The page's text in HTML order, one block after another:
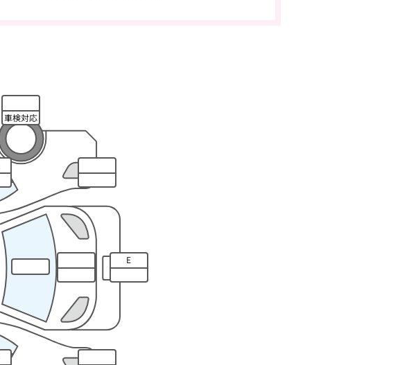
車検対応
E